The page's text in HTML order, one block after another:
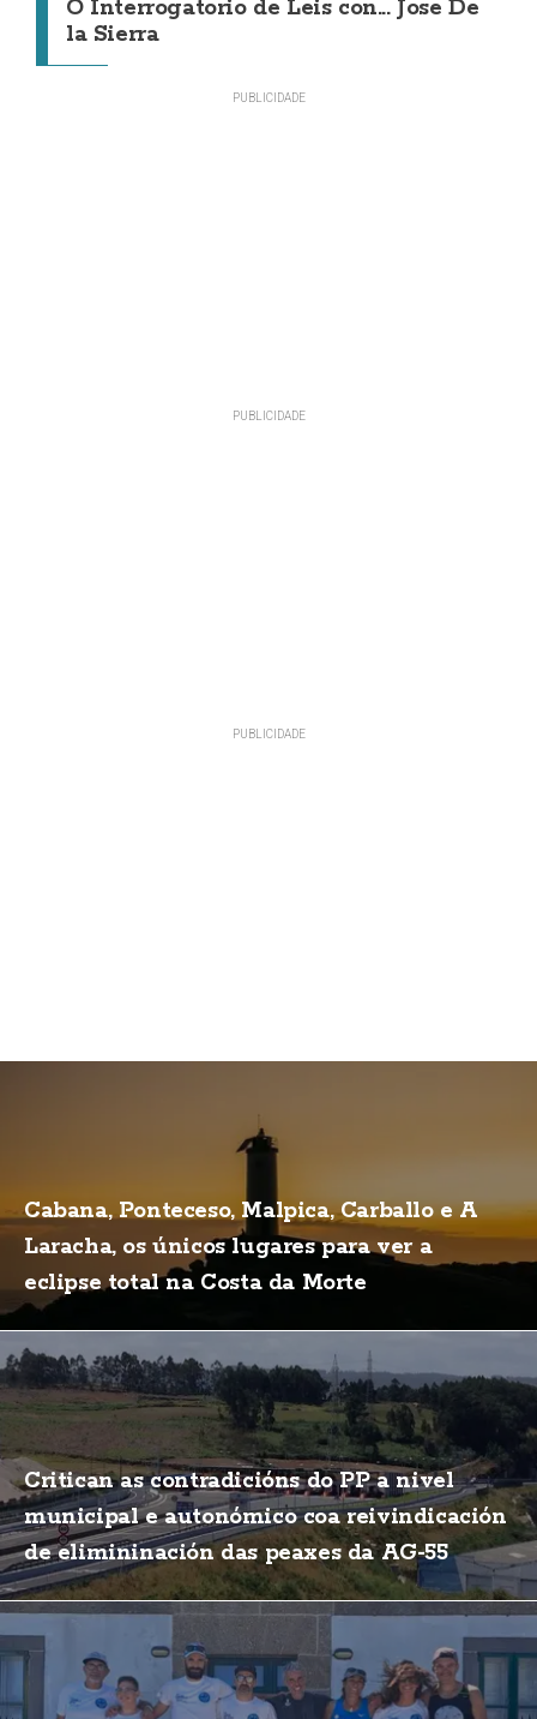
O Interrogatorio de Leis con... Jose De
la Sierra
Cabana, Ponteceso, Malpica, Carballo e A
Laracha, os únicos lugares para ver a
eclipse total na Costa da Morte
Critican as contradicións do PP a nivel
municipal e autonómico coa reivindicación
de elimininación das peaxes da AG-55